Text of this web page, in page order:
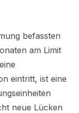
befassten
am Limit
eintritt, ist eine
neue Lücken